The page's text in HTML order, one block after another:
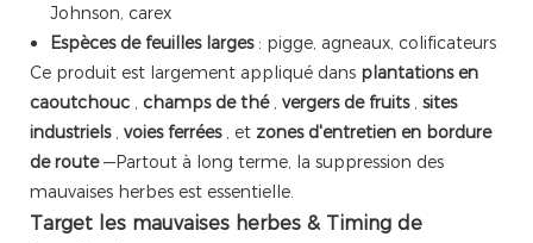
Johnson, carex
Espèces de feuilles larges : pigge, agneaux, colificateurs
Ce produit est largement appliqué dans plantations en
caoutchouc , champs de thé , vergers de fruits , sites
industriels , voies ferrées , et zones d'entretien en bordure
de route—Partout à long terme, la suppression des
mauvaises herbes est essentielle.
Target les mauvaises herbes & Timing de